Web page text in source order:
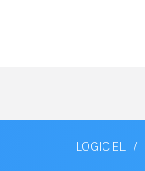
LOGICIEL /